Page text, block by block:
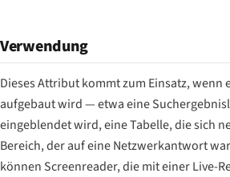
Verwendung
Dieses Attribut kommt zum Einsatz, wenn
aufgebaut wird — etwa eine
eingeblendet wird, eine Tabelle, die sich
Bereich, der auf eine Netzwerkantwort
können Screenreader, die mit einer Live-